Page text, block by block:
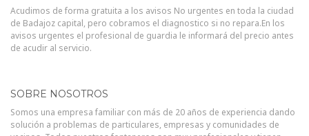
Acudimos de forma gratuita a los avisos No urgentes en toda la ciudad
de Badajoz capital, pero cobramos el diagnostico si no repara.En los
avisos urgentes el profesional de guardia le informará del precio antes
de acudir al servicio.
SOBRE NOSOTROS
Somos una empresa familiar con más de 20 años de experiencia dando
solución a problemas de particulares, empresas y comunidades de